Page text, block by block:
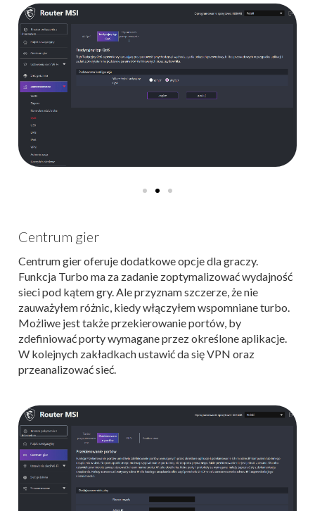
Centrum gier
Centrum gier oferuje dodatkowe opcje dla graczy.
Funkcja Turbo ma za zadanie zoptymalizować wydajność
sieci pod kątem gry. Ale przyznam szczerze, że nie
zauważyłem różnic, kiedy włączyłem wspomniane turbo.
Możliwe jest także przekierowanie portów, by
zdefiniować porty wymagane przez określone aplikacje.
W kolejnych zakładkach ustawić da się VPN oraz
przeanalizować sieć.